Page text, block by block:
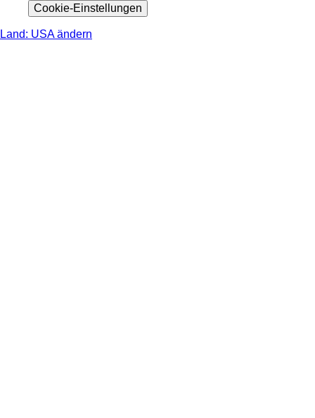
Cookie-Einstellungen
Land: USA ändern